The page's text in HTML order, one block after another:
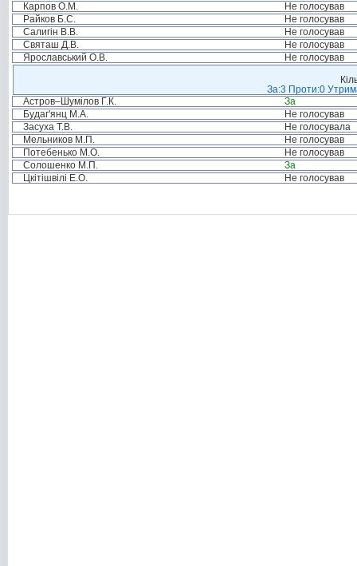
Карпов О.М.
Не голосував
Райков Б.С.
Не голосував
Салигін В.В.
Не голосував
Святаш Д.В.
Не голосував
Ярославський О.В.
Не голосував
За:3 Проти:0
Астров–Шумілов Г.К.
За
Будаг'янц М.А.
Не голосував
Засуха Т.В.
Не голосувала
Мельников М.П.
Не голосував
Потебенько М.О.
Не голосував
Солошенко М.П.
За
Цкітішвілі Е.О.
Не голосував